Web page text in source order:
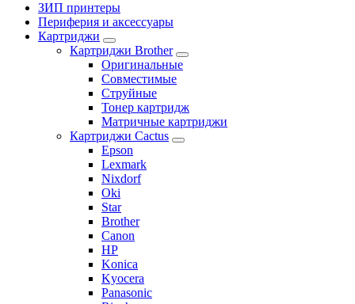
ЗИП принтеры
Периферия и аксессуары
Картриджи
Картриджи Brother
Оригинальные
Совместимые
Струйные
Тонер картридж
Матричные картриджи
Картриджи Cactus
Epson
Lexmark
Nixdorf
Oki
Star
Brother
Canon
HP
Konica
Kyocera
Panasonic